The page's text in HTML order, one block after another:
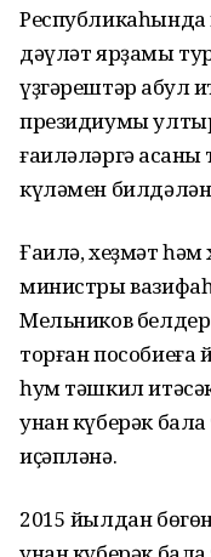
Республикаһында
дәүләт ярҙамы
үҙгәрештәр ҡабул
президиумы
ғаиләләргә
күләмен
Ғаилә, хеҙмәт һәм
министры
Мельников
торған
һум тәшкил
унан күберәк
иҫәпләнә.
2015 йылдан